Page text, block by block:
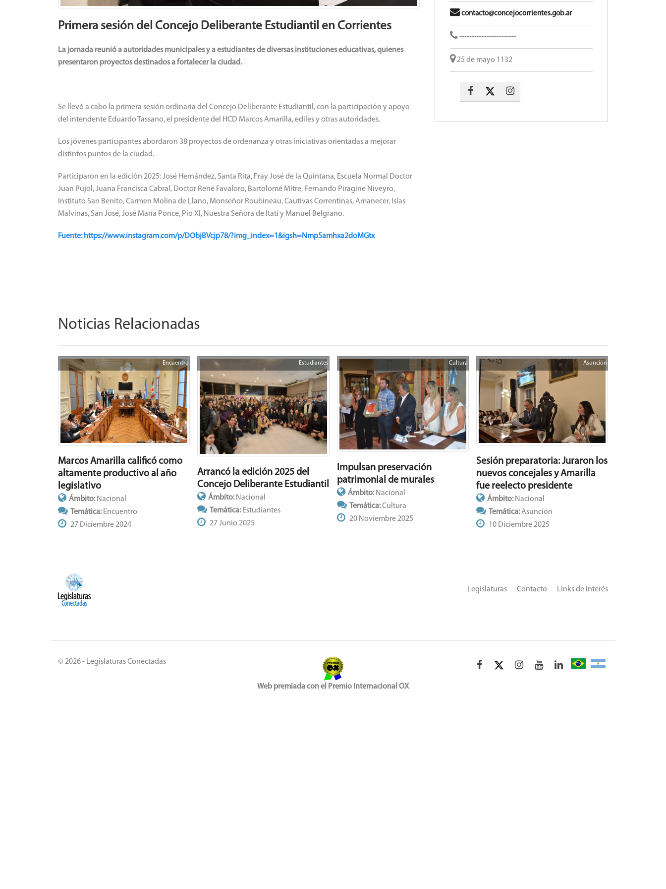
Primera sesión del Concejo Deliberante Estudiantil en Corrientes
La jornada reunió a autoridades municipales y a estudiantes de diversas instituciones educativas, quienes
presentaron proyectos destinados a fortalecer la ciudad.
Se llevó a cabo la primera sesión ordinaria del Concejo Deliberante Estudiantil, con la participación y apoyo
del intendente Eduardo Tassano, el presidente del HCD Marcos Amarilla, ediles y otras autoridades.
Los jóvenes participantes abordaron 38 proyectos de ordenanza y otras iniciativas orientadas a mejorar
distintos puntos de la ciudad.
Participaron en la edición 2025: José Hernández, Santa Rita, Fray José de la Quintana, Escuela Normal Doctor
Juan Pujol, Juana Francisca Cabral, Doctor René Favaloro, Bartolomé Mitre, Fernando Piragine Niveyro,
Instituto San Benito, Carmen Molina de Llano, Monseñor Roubineau, Cautivas Correntinas, Amanecer, Islas
Malvinas, San José, José María Ponce, Pio XI, Nuestra Señora de Itatí y Manuel Belgrano.
Fuente: https://www.instagram.com/p/DObjBVcjp78/?img_index=1&igsh=Nmp5amhxa2doMGtx
contacto@concejocorrientes.gob.ar
-----------------------
25 de mayo 1132
Noticias Relacionadas
Encuentro
Marcos Amarilla calificó como
altamente productivo al año
legislativo
Ámbito: Nacional
Temática: Encuentro
27 Diciembre 2024
Estudiantes
Arrancó la edición 2025 del
Concejo Deliberante Estudiantil
Ámbito: Nacional
Temática: Estudiantes
27 Junio 2025
Cultura
Impulsan preservación
patrimonial de murales
Ámbito:Nacional
Temática:Cultura
20 Noviembre 2025
Asunción
Sesión preparatoria: Juraron los
nuevos concejales y Amarilla
fue reelecto presidente
Ámbito:Nacional
Temática:Asunción
10 Diciembre 2025
Links de Interés
Contacto
Legislaturas
© 2026 - Legislaturas Conectadas
Web premiada con el Premio Internacional OX